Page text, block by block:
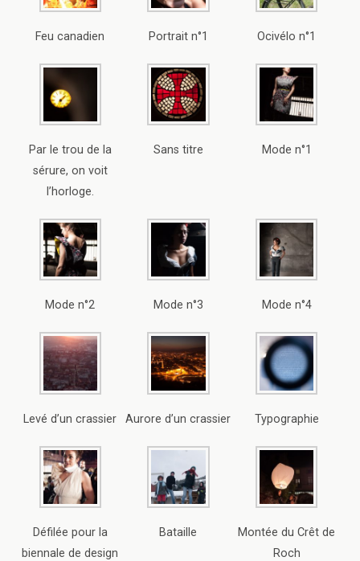
Feu canadien Portrait n°1 Ocivélo n°1
Par le trou de la
sérure, on voit
l’horloge.
Sans titre Mode n°1
Mode n°2 Mode n°3 Mode n°4
Levé d’un crassier Aurore d’un crassier Typographie
Défilée pour la
biennale de design
Bataille
Montée du Crêt de
Roch